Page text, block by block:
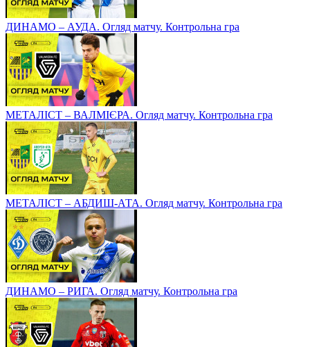
ДИНАМО – АУДА. Огляд матчу. Контрольна гра
МЕТАЛІСТ – ВАЛМІЄРА. Огляд матчу. Контрольна гра
МЕТАЛІСТ – АБДИШ-АТА. Огляд матчу. Контрольна гра
ДИНАМО – РИГА. Огляд матчу. Контрольна гра